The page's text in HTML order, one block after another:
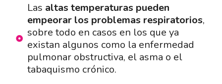
Las altas temperaturas pueden
empeorar los problemas respiratorios,
sobre todo en casos en los que ya
existan algunos como la enfermedad
pulmonar obstructiva, el asma o el
tabaquismo crónico.